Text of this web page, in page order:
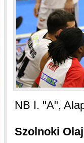
NB I. "A",
Szolnoki